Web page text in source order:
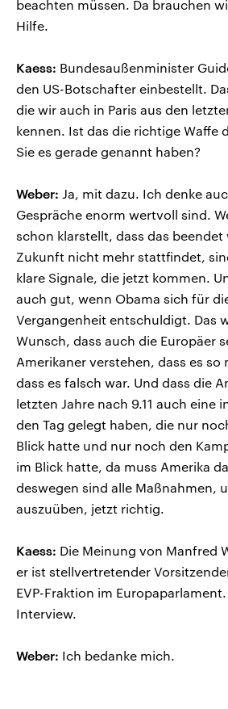
beachten müssen. Da brauchen
Hilfe.
Kaess: Bundesaußenminister
den US-Botschafter einbestellt.
die wir auch in Paris aus den
kennen. Ist das die richtige Waffe
Sie es gerade genannt haben?
Weber: Ja, mit dazu. Ich denke
Gespräche enorm wertvoll sind.
schon klarstellt, dass das
Zukunft nicht mehr stattfindet,
klare Signale, die jetzt kommen.
auch gut, wenn Obama sich für
Vergangenheit entschuldigt. Das
Wunsch, dass auch die Europäer
Amerikaner verstehen, dass es
dass es falsch war. Und dass die
letzten Jahre nach 9.11 auch eine
den Tag gelegt haben, die nur
Blick hatte und nur noch den
im Blick hatte, da muss Amerika
deswegen sind alle Maßnahmen,
auszuüben, jetzt richtig.
Kaess: Die Meinung von Manfred
er ist stellvertretender
EVP-Fraktion im
Interview.
Weber: Ich bedanke mich.